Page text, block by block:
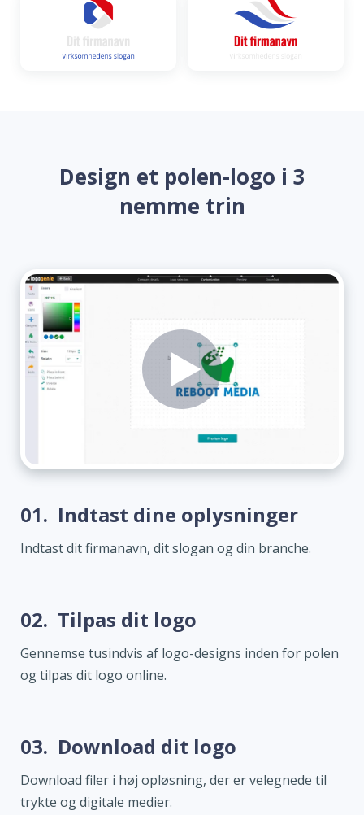
Design et polen-logo i 3
nemme trin
01. Indtast dine oplysninger
Indtast dit firmanavn, dit slogan og din branche.
02. Tilpas dit logo
Gennemse tusindvis af logo-designs inden for polen
og tilpas dit logo online.
03. Download dit logo
Download filer i høj opløsning, der er velegnede til
trykte og digitale medier.